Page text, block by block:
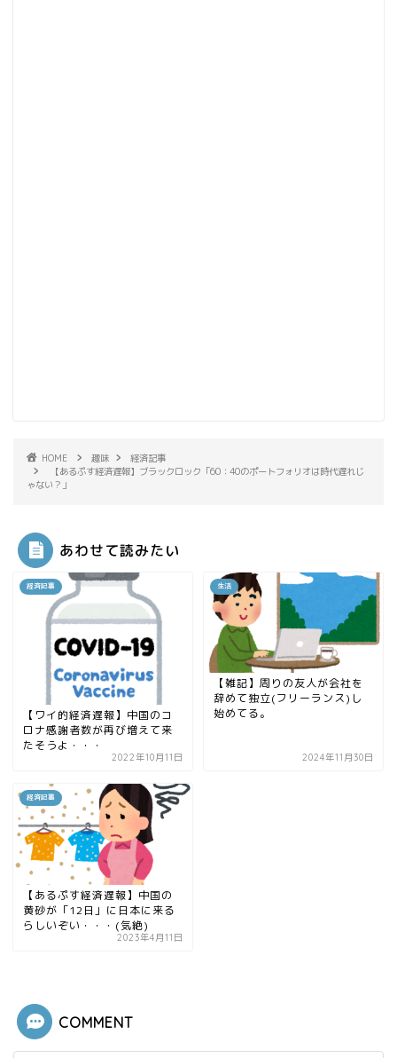
HOME 趣味
経済記事
【あるぷす経済遅報】ブラックロック「60：40のポートフォリオは時代遅れじ
ゃない？」
あわせて読みたい
経済記事
【ワイ的経済遅報】中国のコ
ロナ感謝者数が再び増えて来
たそうよ・・・
2022年10月11日
生活
【雑記】周りの友人が会社を
辞めて独立(フリーランス)し
始めてる。
2024年11月30日
経済記事
【あるぷす経済遅報】中国の
黄砂が「12日」に日本に来る
らしいぞい・・・(気絶)
2023年4月11日
COMMENT